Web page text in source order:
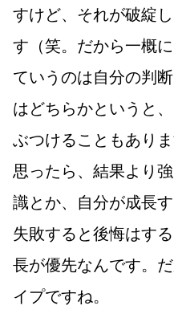
すけど、それが破綻
す（笑。だから一概
ていうのは自分の判
はどちらかというと
ぶつけることもあり
思ったら、結果より
識とか、自分が成長
失敗すると後悔はす
長が優先なんです。
イプですね。